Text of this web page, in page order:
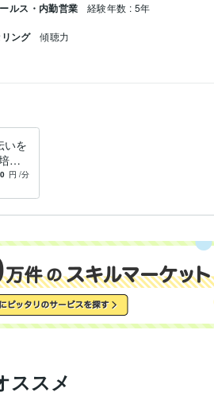
ルス・内勤営業 経験年数 : 5年
ング 傾聴力
いを
っ
全力
円 /分
ススメ